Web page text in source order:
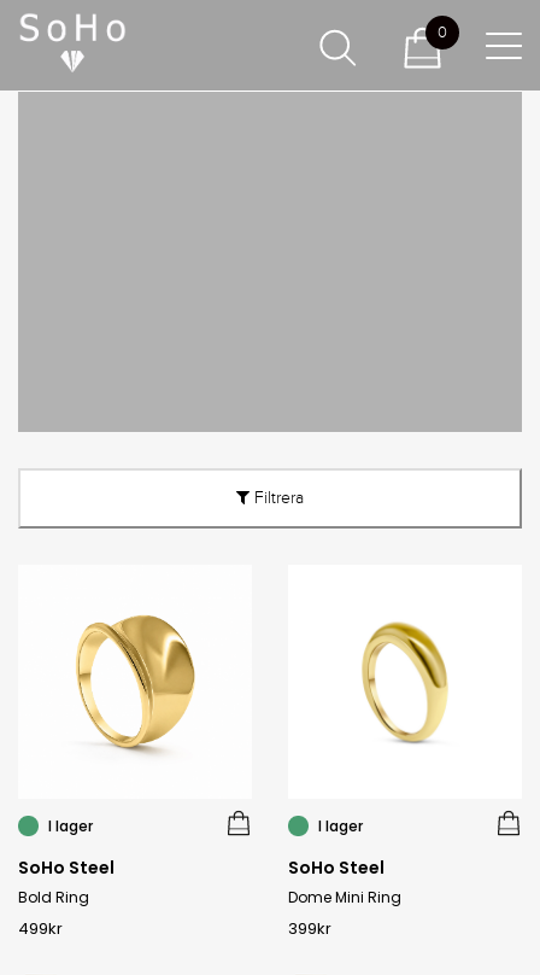
Filtrera
I lager
SoHo Steel
Bold Ring
499kr
I lager
SoHo Steel
Dome Mini Ring
399kr
0